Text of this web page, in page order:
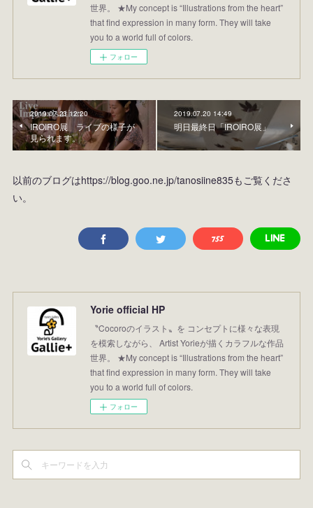
世界。 ★My concept is “Illustrations from the heart”
that find expression in many form. They will take
you to a world full of colors.
フォロー
2019.07.23 12:20
IROIRO展 ライブの様子が
見られます。
2019.07.20 14:49
明日最終日「IROIRO展」
以前のブログはhttps://blog.goo.ne.jp/tanosiine835もご覧くださ
い。
Yorie official HP
〝Cocoroのイラスト〟を コンセプトに様々な表現
を模索しながら、 Artist Yorieが描くカラフルな作品
世界。 ★My concept is “Illustrations from the heart”
that find expression in many form. They will take
you to a world full of colors.
フォロー